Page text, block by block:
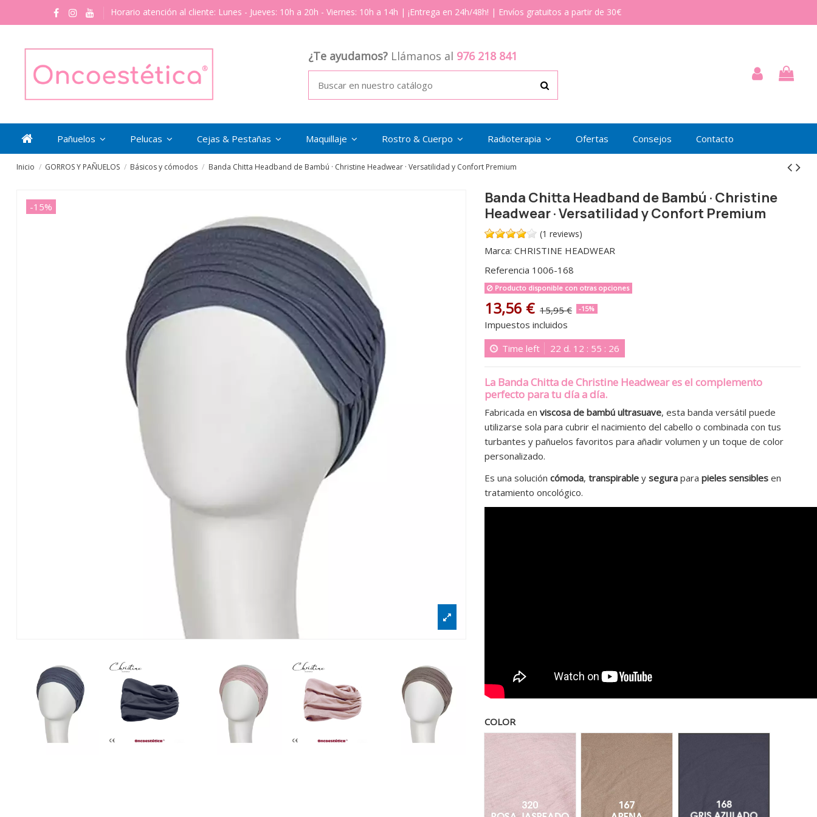
Horario atención al cliente: Lunes - Jueves: 10h a 20h - Viernes: 10h a 14h | ¡Entrega en 24h/48h! | Envíos gratuitos a partir de 30€
¿Te ayudamos? Llámanos al 976 218 841
Pañuelos Pelucas Cejas & Pestañas Maquillaje Rostro & Cuerpo Radioterapia Ofertas Consejos Contacto
Inicio GORROS Y PAÑUELOS Básicos y cómodos Banda Chitta Headband de Bambú · Christine Headwear · Versatilidad y Confort Premium
-15%
Banda Chitta Headband de Bambú · Christine
Headwear · Versatilidad y Confort Premium
(1 reviews)
Marca: CHRISTINE HEADWEAR
Referencia 1006-168
Producto disponible con otras opciones
13,56 € 15,95 € -15%
Impuestos incluidos
Time left
22 d. 12 : 55 : 25
La Banda Chitta de Christine Headweares el complemento
perfecto para tu día a día.
Fabricada en viscosa de bambú ultrasuave, esta banda versátil puede
utilizarse sola para cubrir el nacimiento del cabello o combinada con tus
turbantes y pañuelos favoritos para añadir volumen y un toque de color
personalizado.
Es una solución cómoda, transpirabley segurapara pieles sensiblesen
tratamiento oncológico.
COLOR
Rosa Jaspeado 320
Arena 167